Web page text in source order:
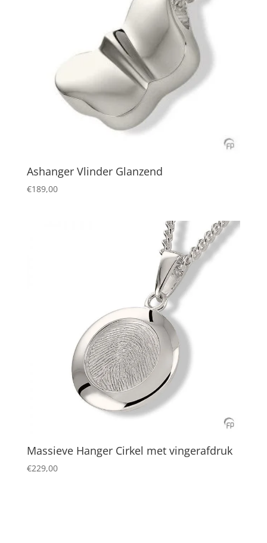
Ashanger Vlinder Glanzend
€189,00
Massieve Hanger Cirkel met vingerafdruk
€229,00